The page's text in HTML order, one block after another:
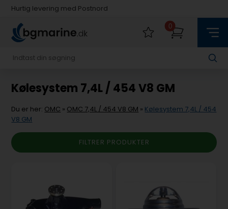
Hurtig levering med Postnord
Hurtig levering med Postnord
0
Kølesystem 7,4L / 454 V8 GM
Du er her: OMC » OMC 7,4L / 454 V8 GM » Kølesystem 7,4L / 454
V8 GM
FILTRER PRODUKTER